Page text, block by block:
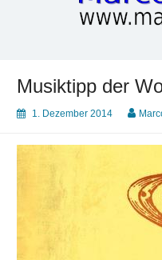
Musiktipp der
1. Dezember 2014